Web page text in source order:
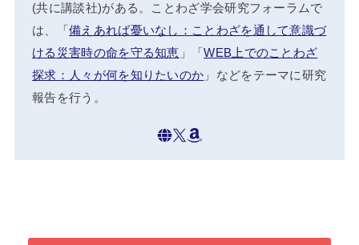
(共に講談社)がある。ことわざ学会研究フォーラムで
は、「備えあれば憂いなし：ことわざを通して意識づ
ける災害時の命を守る知恵 」「WEB上でのことわざ
探求：人々が何を知りたいのか 」などをテーマに研究
報告を行う。